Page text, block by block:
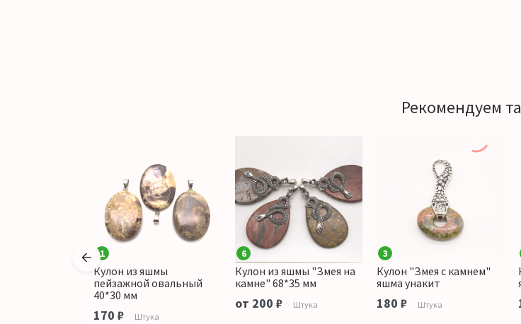
Рекомендуем
1
Кулон из яшмы
пейзажной овальный
40*30 мм
170 ₽ Штука
6
Кулон из яшмы "Змея на
камне" 68*35 мм
от 200 ₽ Штука
3
Кулон "Змея с камнем"
яшма унакит
180 ₽ Штука